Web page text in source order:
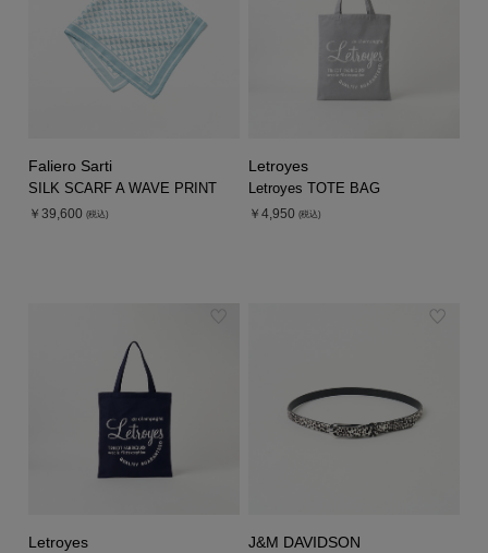
Faliero Sarti
SILK SCARF A WAVE PRINT
￥39,600 (税込)
Letroyes
Letroyes TOTE BAG
￥4,950 (税込)
Letroyes J&M DAVIDSON